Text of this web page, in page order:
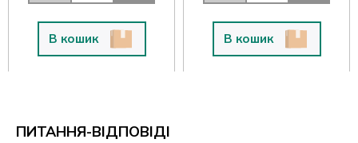
В кошик В кошик
ПИТАННЯ-ВІДПОВІДІ